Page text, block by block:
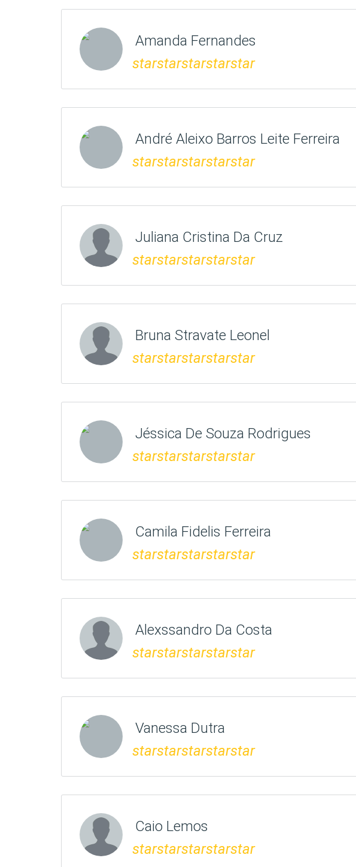
Amanda Fernandes
starstarstarstarstar
André Aleixo Barros Leite Ferreira
starstarstarstarstar
Juliana Cristina Da Cruz
starstarstarstarstar
Bruna Stravate Leonel
starstarstarstarstar
Jéssica De Souza Rodrigues
starstarstarstarstar
Camila Fidelis Ferreira
starstarstarstarstar
Alexssandro Da Costa
starstarstarstarstar
Vanessa Dutra
starstarstarstarstar
Caio Lemos
starstarstarstarstar